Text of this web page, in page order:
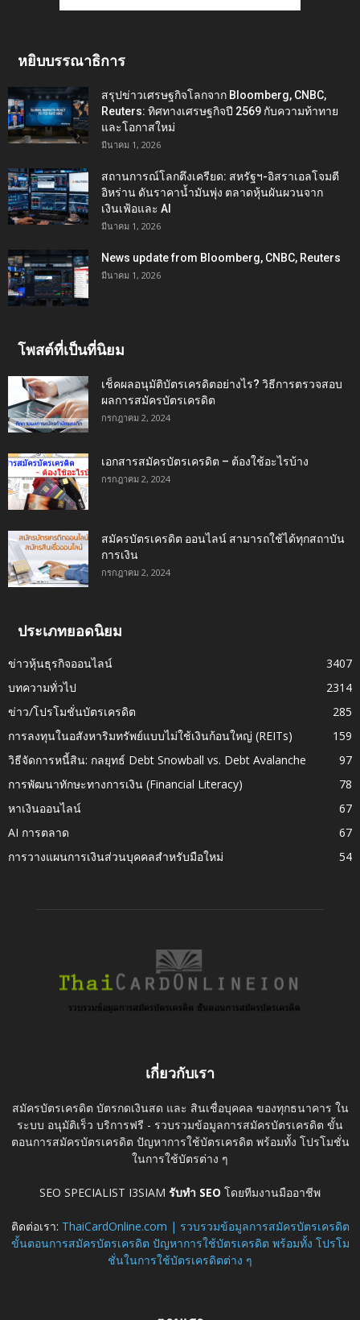
หยิบบรรณาธิการ
สรุปข่าวเศรษฐกิจโลกจาก Bloomberg, CNBC,
Reuters: ทิศทางเศรษฐกิจปี 2569 กับความท้าทาย
และโอกาสใหม่
มีนาคม 1, 2026
สถานการณ์โลกตึงเครียด: สหรัฐฯ-อิสราเอลโจมตี
อิหร่าน ดันราคาน้ำมันพุ่ง ตลาดหุ้นผันผวนจาก
เงินเฟ้อและ AI
มีนาคม 1, 2026
News update from Bloomberg, CNBC, Reuters
มีนาคม 1, 2026
โพสต์ที่เป็นที่นิยม
เช็คผลอนุมัติบัตรเครดิตอย่างไร? วิธีการตรวจสอบ
ผลการสมัครบัตรเครดิต
กรกฎาคม 2, 2024
เอกสารสมัครบัตรเครดิต – ต้องใช้อะไรบ้าง
กรกฎาคม 2, 2024
สมัครบัตรเครดิต ออนไลน์ สามารถใช้ได้ทุกสถาบัน
การเงิน
กรกฎาคม 2, 2024
ประเภทยอดนิยม
ข่าวหุ้นธุรกิจออนไลน์
3407
บทความทั่วไป
2314
ข่าว/โปรโมชั่นบัตรเครดิต
285
การลงทุนในอสังหาริมทรัพย์แบบไม่ใช้เงินก้อนใหญ่ (REITs)
159
วิธีจัดการหนี้สิน: กลยุทธ์ Debt Snowball vs. Debt Avalanche
97
การพัฒนาทักษะทางการเงิน (Financial Literacy)
78
หาเงินออนไลน์
67
AI การตลาด
67
การวางแผนการเงินส่วนบุคคลสำหรับมือใหม่
54
เกี่ยวกับเรา
สมัครบัตรเครดิต บัตรกดเงินสด และ สินเชื่อบุคคล ของทุกธนาคาร ใน
ระบบ อนุมัติเร็ว บริการฟรี - รวบรวมข้อมูลการสมัครบัตรเครดิต ขั้น
ตอนการสมัครบัตรเครดิต ปัญหาการใช้บัตรเครดิต พร้อมทั้ง โปรโมชั่น
ในการใช้บัตรต่าง ๆ
SEO SPECIALIST I3SIAM รับทำ SEO โดยทีมงานมืออาชีพ
ติดต่อเรา: ThaiCardOnline.com | รวบรวมข้อมูลการสมัครบัตรเครดิต
ขั้นตอนการสมัครบัตรเครดิต ปัญหาการใช้บัตรเครดิต พร้อมทั้ง โปรโม
ชั่นในการใช้บัตรเครดิตต่าง ๆ